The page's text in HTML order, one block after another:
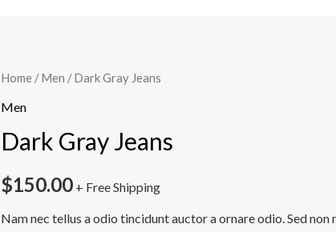
Home /Men / Dark Gray Jeans
Men
Dark Gray Jeans
$150.00 + Free Shipping
Nam nec tellus a odio tincidunt auctor a ornare odio. Sed non
Dark
Gray
quantity